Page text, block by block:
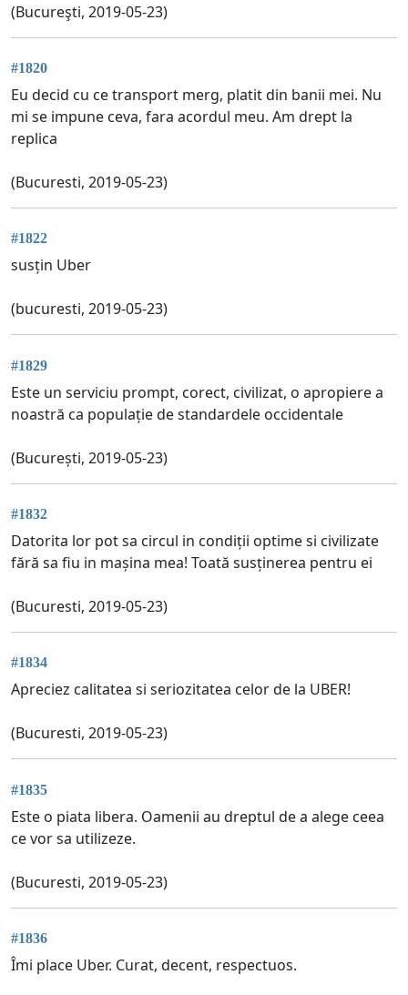
(Bucureşti, 2019-05-23)
#1820
Eu decid cu ce transport merg, platit din banii mei. Nu
mi se impune ceva, fara acordul meu. Am drept la
replica
(Bucuresti, 2019-05-23)
#1822
susțin Uber
(bucuresti, 2019-05-23)
#1829
Este un serviciu prompt, corect, civilizat, o apropiere a
noastră ca populație de standardele occidentale
(București, 2019-05-23)
#1832
Datorita lor pot sa circul in condiții optime si civilizate
fără sa fiu in mașina mea! Toată susținerea pentru ei
(Bucuresti, 2019-05-23)
#1834
Apreciez calitatea si seriozitatea celor de la UBER!
(Bucuresti, 2019-05-23)
#1835
Este o piata libera. Oamenii au dreptul de a alege ceea
ce vor sa utilizeze.
(Bucuresti, 2019-05-23)
#1836
Îmi place Uber. Curat, decent, respectuos.